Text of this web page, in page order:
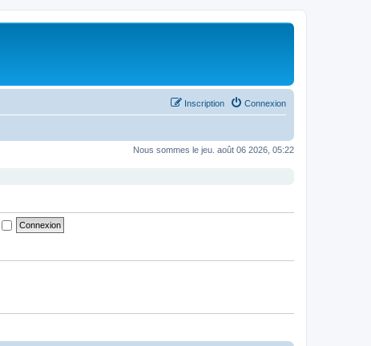
Connexion
Inscription
Nous sommes le jeu. août 06 2026, 05:22